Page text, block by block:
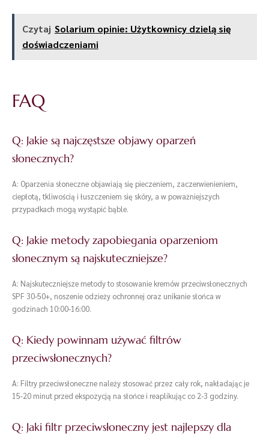
Czytaj Solarium opinie: Użytkownicy dzielą się
doświadczeniami
FAQ
Q: Jakie są najczęstsze objawy oparzeń
słonecznych?
A: Oparzenia słoneczne objawiają się pieczeniem, zaczerwienieniem,
ciepłotą, tkliwością i łuszczeniem się skóry, a w poważniejszych
przypadkach mogą wystąpić bąble.
Q: Jakie metody zapobiegania oparzeniom
słonecznym są najskuteczniejsze?
A: Najskuteczniejsze metody to stosowanie kremów przeciwsłonecznych
SPF 30-50+, noszenie odzieży ochronnej oraz unikanie słońca w
godzinach 10:00-16:00.
Q: Kiedy powinnam używać filtrów
przeciwsłonecznych?
A: Filtry przeciwsłoneczne należy stosować przez cały rok, nakładając je
15-20 minut przed ekspozycją na słońce i reaplikując co 2-3 godziny.
Q: Jaki filtr przeciwsłoneczny jest najlepszy dla